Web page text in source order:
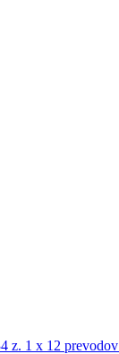
z. 1 x 12 prevodov